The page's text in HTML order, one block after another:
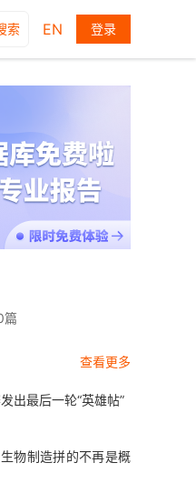
索 EN 登录
篇
查看更多
出最后一轮“英雄帖”
物制造拼的不再是概